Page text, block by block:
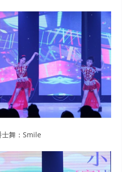
士舞：Smile